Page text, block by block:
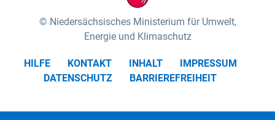
Niedersächsisches Ministerium für Umwelt,
Energie und Klimaschutz
HILFE KONTAKT INHALT
IMPRESSUM
DATENSCHUTZ
BARRIEREFREIHEIT